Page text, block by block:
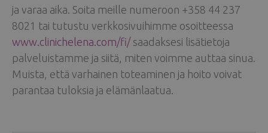
ja varaa aika. Soita meille numeroon +358 44 237
8021 tai tutustu verkkosivuihimme osoitteessa
www.clinichelena.com/fi/saadaksesi lisätietoja
palveluistamme ja siitä, miten voimme auttaa sinua.
Muista, että varhainen toteaminen ja hoito voivat
parantaa tuloksia ja elämänlaatua.